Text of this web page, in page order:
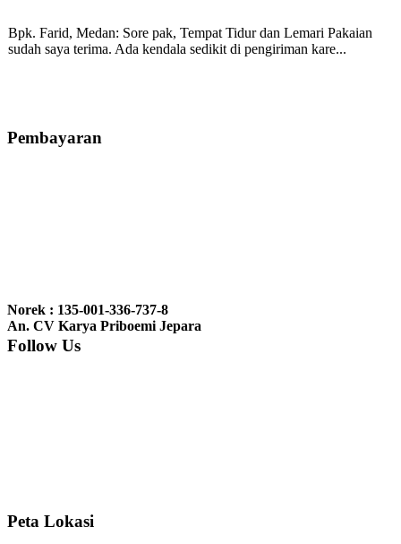
Bpk. Farid, Medan: Sore pak, Tempat Tidur dan Lemari Pakaian
sudah saya terima. Ada kendala sedikit di pengiriman kare...
bale2 dan kursi teras saya sudah saya terima dan p...
gebyoknya,, udah sampai,, barangnya sama dengan di foto. Gak
nyesel deh beli geby...
Pembayaran
Norek : 135-001-336-737-8
An. CV Karya Priboemi Jepara
Follow Us
Peta Lokasi